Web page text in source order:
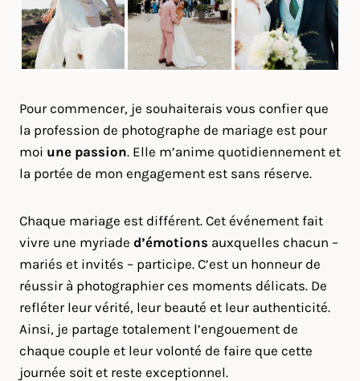
Pour commencer, je souhaiterais vous confier que
la profession de photographe de mariage est pour
moi une passion. Elle m’anime quotidiennement et
la portée de mon engagement est sans réserve.
Chaque mariage est différent. Cet événement fait
vivre une myriade d’émotions auxquelles chacun –
mariés et invités – participe. C’est un honneur de
réussir à photographier ces moments délicats. De
refléter leur vérité, leur beauté et leur authenticité.
Ainsi, je partage totalement l’engouement de
chaque couple et leur volonté de faire que cette
journée soit et reste exceptionnel.